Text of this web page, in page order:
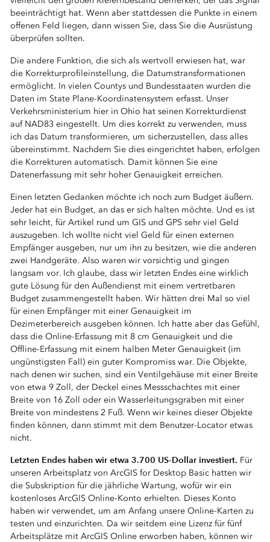
beeinträchtigt hat. Wenn aber stattdessen die Punkte in einem
offenen Feld liegen, dann wissen Sie, dass Sie die Ausrüstung
überprüfen sollten.
Die andere Funktion, die sich als wertvoll erwiesen hat, war
die Korrekturprofileinstellung, die Datumstransformationen
ermöglicht. In vielen Countys und Bundesstaaten wurden die
Daten im State Plane-Koordinatensystem erfasst. Unser
Verkehrsministerium hier in Ohio hat seinen Korrekturdienst
auf NAD83 eingestellt. Um dies korrekt zu verwenden, muss
ich das Datum transformieren, um sicherzustellen, dass alles
übereinstimmt. Nachdem Sie dies eingerichtet haben, erfolgen
die Korrekturen automatisch. Damit können Sie eine
Datenerfassung mit sehr hoher Genauigkeit erreichen.
Einen letzten Gedanken möchte ich noch zum Budget äußern.
Jeder hat ein Budget, an das er sich halten möchte. Und es ist
sehr leicht, für Artikel rund um GIS und GPS sehr viel Geld
auszugeben. Ich wollte nicht viel Geld für einen externen
Empfänger ausgeben, nur um ihn zu besitzen, wie die anderen
zwei Handgeräte. Also waren wir vorsichtig und gingen
langsam vor. Ich glaube, dass wir letzten Endes eine wirklich
gute Lösung für den Außendienst mit einem vertretbaren
Budget zusammengestellt haben. Wir hätten drei Mal so viel
für einen Empfänger mit einer Genauigkeit im
Dezimeterbereich ausgeben können. Ich hatte aber das Gefühl,
dass die Online-Erfassung mit 8 cm Genauigkeit und die
Offline-Erfassung mit einem halben Meter Genauigkeit (im
ungünstigsten Fall) ein guter Kompromiss war. Die Objekte,
nach denen wir suchen, sind ein Ventilgehäuse mit einer Breite
von etwa 9 Zoll, der Deckel eines Messschachtes mit einer
Breite von 16 Zoll oder ein Wasserleitungsgraben mit einer
Breite von mindestens 2 Fuß. Wenn wir keines dieser Objekte
finden können, dann stimmt mit dem Benutzer-Locator etwas
nicht.
Letzten Endes haben wir etwa 3.700 US-Dollar investiert. Für
unseren Arbeitsplatz von ArcGIS for Desktop Basic hatten wir
die Subskription für die jährliche Wartung, wofür wir ein
kostenloses ArcGIS Online-Konto erhielten. Dieses Konto
haben wir verwendet, um am Anfang unsere Online-Karten zu
testen und einzurichten. Da wir seitdem eine Lizenz für fünf
Arbeitsplätze mit ArcGIS Online erworben haben, können wir